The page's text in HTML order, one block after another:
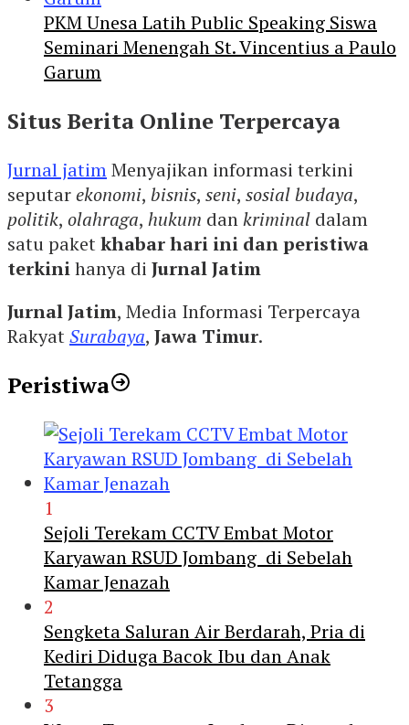
PKM Unesa Latih Public Speaking Siswa
Seminari Menengah St. Vincentius a Paulo
Garum
Situs Berita Online Terpercaya
Jurnal jatimMenyajikan informasi terkini
seputarekonomi, bisnis, seni, sosial budaya,
politik, olahraga, hukum dankriminal dalam
satu paketkhabar hari ini dan peristiwa
terkinihanya di Jurnal Jatim
Jurnal Jatim, Media Informasi Terpercaya
RakyatSurabaya, Jawa Timur.
Peristiwa
1
Sejoli Terekam CCTV Embat Motor
Karyawan RSUD Jombang di Sebelah
Kamar Jenazah
2
Sengketa Saluran Air Berdarah, Pria di
Kediri Diduga Bacok Ibu dan Anak
Tetangga
3